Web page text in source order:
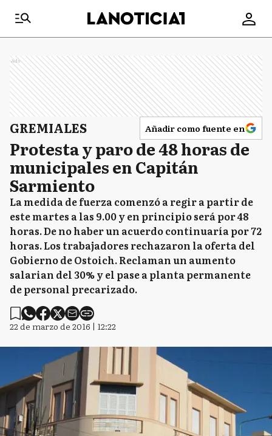
Ads
GREMIALES Añadir como fuente en
Protesta y paro de 48 horas de
municipales en Capitán
Sarmiento
La medida de fuerza comenzó a regir a partir de
este martes a las 9.00 y en principio será por 48
horas. De no haber un acuerdo continuaría por 72
horas. Los trabajadores rechazaron la oferta del
Gobierno de Ostoich. Reclaman un aumento
salarian del 30% y el pase a planta permanente
de personal precarizado.
22 de marzo de 2016 | 12:22